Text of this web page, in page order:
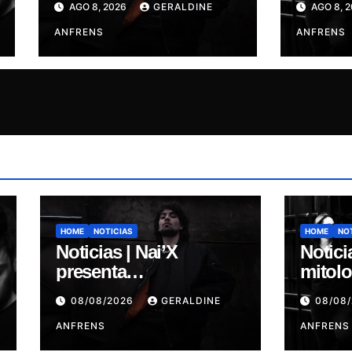
GODS.
AGO 8, 2026 GERALDINE
ANFRENS
Sirena”
AGO 8,
ANFRENS
HOME NOTICIAS
Noticias | Nai’X
presenta
“DIMENSIONAL
GODS.
08/08/2026 GERALDINE
ANFRENS
HOME
Sirena”
08/08/
ANFRENS